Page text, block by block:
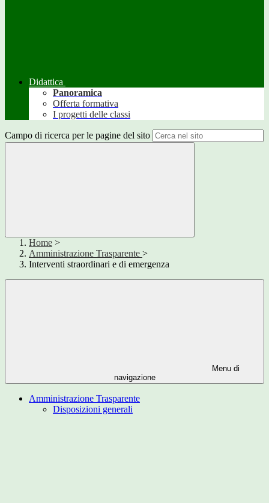
Didattica
Panoramica
Offerta formativa
I progetti delle classi
Campo di ricerca per le pagine del sito
Home >
Amministrazione Trasparente >
Interventi straordinari e di emergenza
Menu di
navigazione
Amministrazione Trasparente
Disposizioni generali